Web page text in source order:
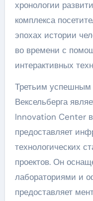
хронологии
комплекса
эпохах истории
во времени с
интерактивных
Третьим успешным
Вексельберга
Innovation Center
предоставляет
технологических
проектов. Он
лабораториями и
предоставляет